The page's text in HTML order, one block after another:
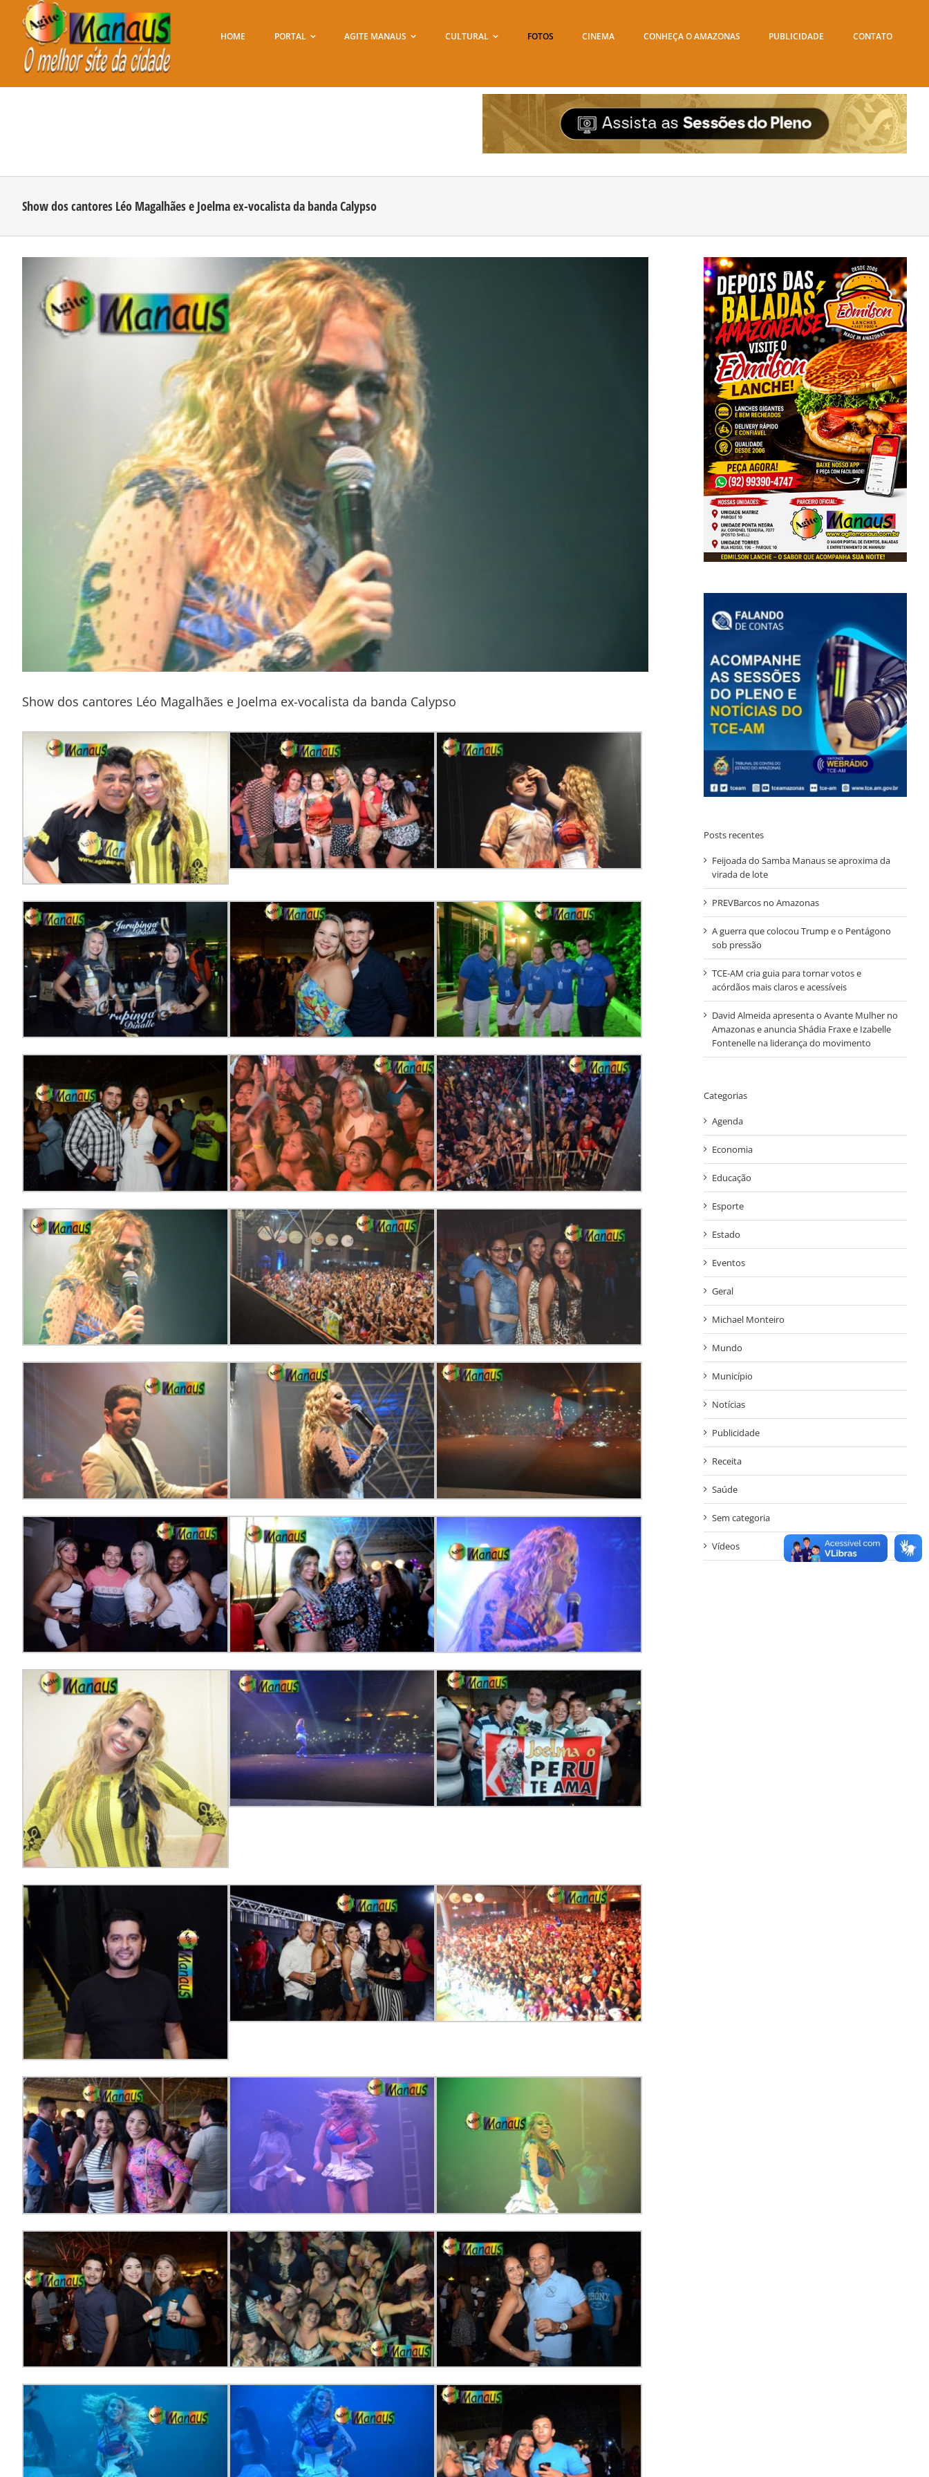
conteúdo
HOME PORTAL AGITE MANAUS CULTURAL FOTOS CINEMA CONHEÇA O AMAZONAS PUBLICIDADE CONTATO
Show dos cantores Léo Magalhães e Joelma ex-vocalista da banda Calypso
Image
Show dos cantores Léo Magalhães e Joelma ex-vocalista da banda Calypso
Posts recentes
Feijoada do Samba Manaus se aproxima da
virada de lote
PREVBarcos no Amazonas
A guerra que colocou Trump e o Pentágono
sob pressão
TCE-AM cria guia para tornar votos e
acórdãos mais claros e acessíveis
David Almeida apresenta o Avante Mulher no
Amazonas e anuncia Shádia Fraxe e Izabelle
Fontenelle na liderança do movimento
Categorias
Agenda
Economia
Educação
Esporte
Estado
Eventos
Geral
Michael Monteiro
Mundo
Município
Notícias
Publicidade
Receita
Saúde
Sem categoria
Vídeos